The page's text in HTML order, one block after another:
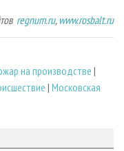
regnum.ru, www.rosbalt.ru
на производстве|
| Московская